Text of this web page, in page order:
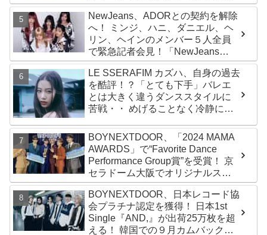
は“愛のカケラ”！？ 14日には新ア
ルバム『AMORTAGE』もリリース
NewJeans、ADORとの契約を解除
へ！ ミンジ、ハニ、ダニエル、ヘ
リン、ヘインのメンバー５人全員
で緊急記者会見！「NewJeans
never dies!」と微笑みの宣言！
ADOR側、2029年まで契約有効と
主張
LE SSERAFIM カズハ、自身の過去
を酷評！？「とても下手」バレエ
とは大きく違うダンススタイルに
苦戦・・ めげることなく冷静に努
BOYNEXTDOOR、「2024 MAMA
AWARDS」で“Favorite Dance
Performance Group賞”を受賞！ 京
セラドーム大阪でオリジナルステ
ージパフォーマンス披露！ 卒業パ
ーティーをコンセプトにスーツで
魅了【動画あり】
BOYNEXTDOOR、日本レコード協
会プラチナ認定を獲得！ 日本1st
Single『AND,』が出荷25万枚を超
える！ 韓国での９月カムバックも